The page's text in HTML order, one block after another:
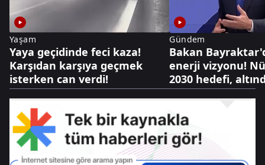
Yaşam
Yaya geçidinde feci kaza!
Karşıdan karşıya geçmek
isterken can verdi!
Gündem
Bakan
enerji vizyonu!
2030 hedefi,
dolarlık hazine